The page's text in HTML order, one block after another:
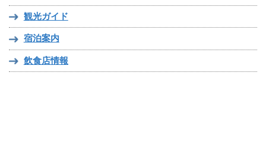
観光ガイド
宿泊案内
飲食店情報